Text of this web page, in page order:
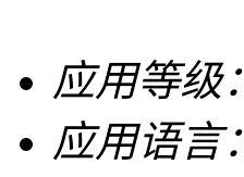
应用等级：
应用语言：